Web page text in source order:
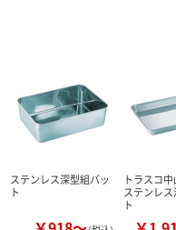
ステンレス深型組バッ
ト
トラスコ
ステンレ
ト